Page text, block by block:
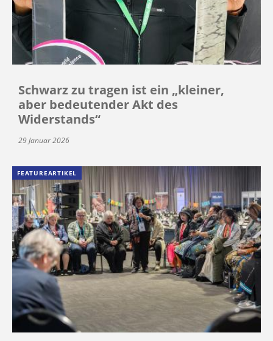
Schwarz zu tragen ist ein „kleiner,
aber bedeutender Akt des
Widerstands“
29 Januar 2026
FEATUREARTIKEL